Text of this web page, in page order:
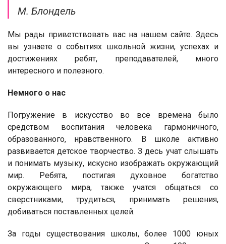
М. Блондель
Мы рады приветствовать вас на нашем сайте. Здесь
вы узнаете о событиях школьной жизни, успехах и
достижениях ребят, преподавателей, много
интересного и полезного.
Немного о нас
Погружение в искусство во все времена было
средством воспитания человека гармоничного,
образованного, нравственного. В школе активно
развивается детское творчество. З десь учат слышать
и понимать музыку, искусно изображать окружающий
мир. Ребята, постигая духовное богатство
окружающего мира, также учатся общаться со
сверстниками, трудиться, принимать решения,
добиваться поставленных целей.
За годы существования школы, более 1000 юных